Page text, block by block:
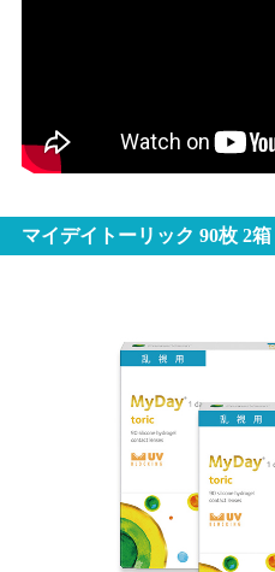
マイデイトーリック 90枚 2箱